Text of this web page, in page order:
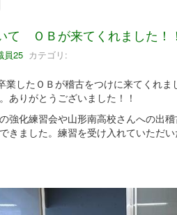
て ＯＢが来てくれました！！
員25 カテゴリ:
したＯＢが稽古をつけに来てくれ
ありがとうございました！！
強化練習会や山形南高校さんへの出
きました。練習を受け入れていただい